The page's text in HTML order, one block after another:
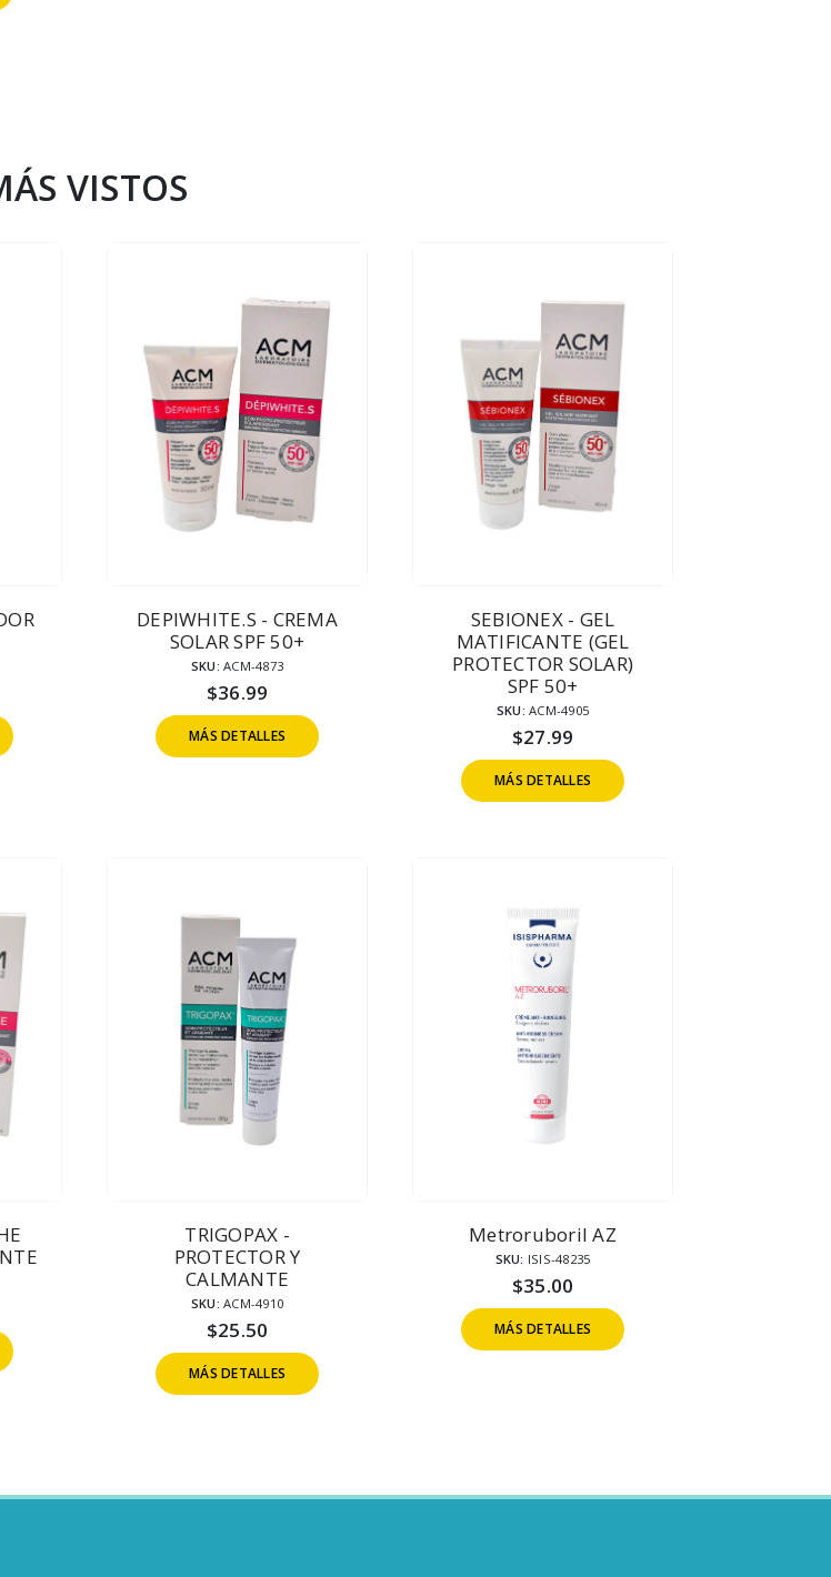
VISTOS
DEPIWHITE.S - CREMA
SOLAR SPF 50+
SKU:ACM-4873
$36.99
MÁS DETALLES
SEBIONEX - GEL
MATIFICANTE (GEL
PROTECTOR SOLAR)
SPF 50+
SKU:ACM-4905
$27.99
MÁS DETALLES
TRIGOPAX -
PROTECTOR Y
CALMANTE
SKU:ACM-4910
$25.50
MÁS DETALLES
Metroruboril AZ
SKU: ISIS-48235
$35.00
MÁS DETALLES